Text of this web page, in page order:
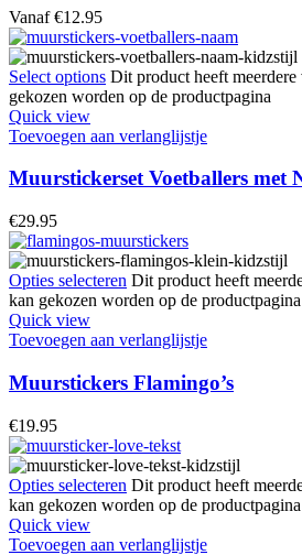
Vanaf €12.95
Select options Dit product heeft
gekozen worden op de productpagina
Quick view
Toevoegen aan verlanglijstje
Muurstickerset Voetballers met
€29.95
Opties selecteren Dit product heeft
kan gekozen worden op de productpagina
Quick view
Toevoegen aan verlanglijstje
Muurstickers Flamingo’s
€19.95
Opties selecteren Dit product heeft
kan gekozen worden op de productpagina
Quick view
Toevoegen aan verlanglijstje